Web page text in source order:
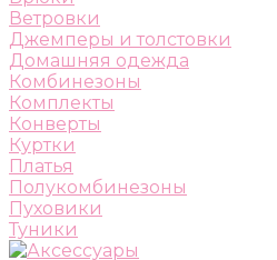
Ветровки
Джемперы и толстовки
Домашняя одежда
Комбинезоны
Комплекты
Конверты
Куртки
Платья
Полукомбинезоны
Пуховики
Туники